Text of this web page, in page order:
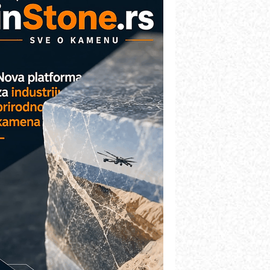
- Lim i mašine za savremena